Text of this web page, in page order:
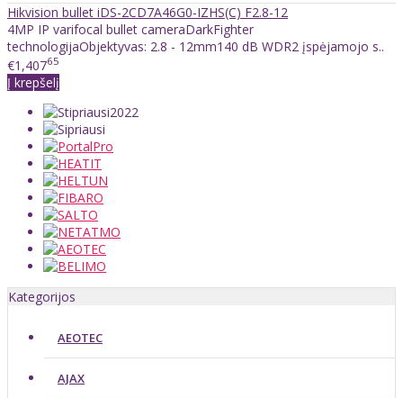
Hikvision bullet iDS-2CD7A46G0-IZHS(C) F2.8-12
4MP IP varifocal bullet cameraDarkFighter
technologijaObjektyvas: 2.8 - 12mm140 dB WDR2 įspėjamojo s..
€1,40765
Į krepšelį
Kategorijos
AEOTEC
AJAX